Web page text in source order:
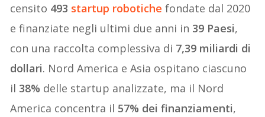
censito 493 startup robotiche fondate dal 2020
e finanziate negli ultimi due anni in 39 Paesi,
con una raccolta complessiva di 7,39 miliardi di
dollari. Nord America e Asia ospitano ciascuno
il 38% delle startup analizzate, ma il Nord
America concentra il 57% dei finanziamenti,